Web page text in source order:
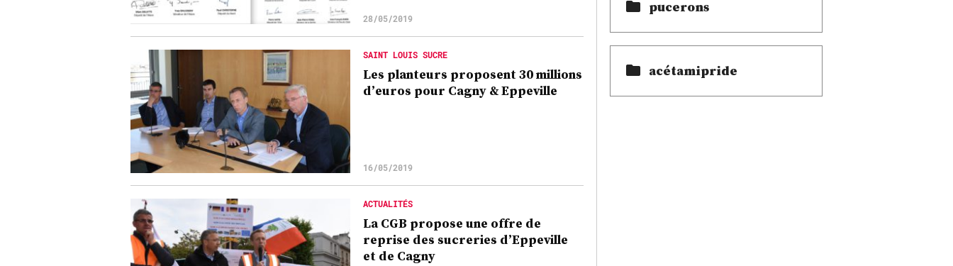
28/05/2019
SAINT LOUIS SUCRE
Les planteurs proposent 30 millions
d’euros pour Cagny & Eppeville
16/05/2019
ACTUALITÉS
La CGB propose une offre de
reprise des sucreries d’Eppeville
et de Cagny
pucerons
acétamipride